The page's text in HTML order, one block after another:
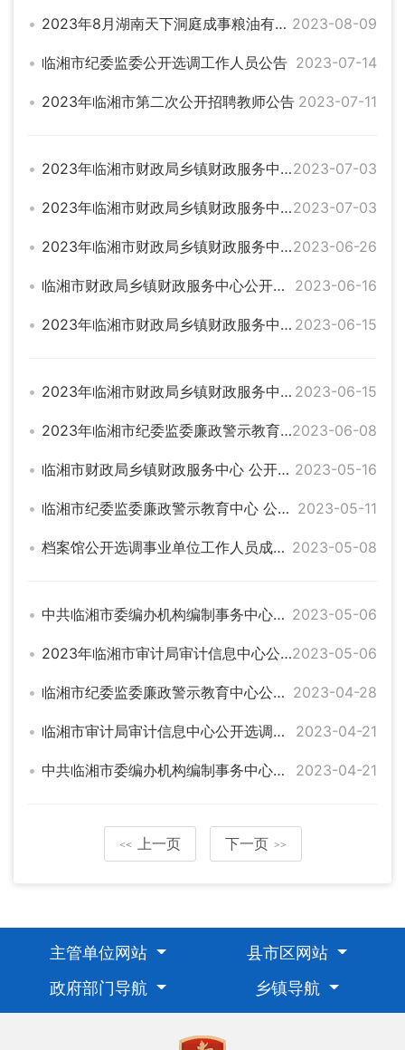
2023年8月湖南天下洞庭成事粮油有限公司招聘公告 2023-08-09
临湘市纪委监委公开选调工作人员公告 2023-07-14
2023年临湘市第二次公开招聘教师公告 2023-07-11
2023年临湘市财政局乡镇财政服务中心公开招聘工作人员体检、考察和档案审查通知2023-07-03
2023年临湘市财政局乡镇财政服务中心 公开招聘工作人员考试成绩公示2023-07-03
2023年临湘市财政局乡镇财政服务中心公开招聘工作人员面试通知2023-06-26
临湘市财政局乡镇财政服务中心公开选调工作人员公告 2023-06-16
2023年临湘市财政局乡镇财政服务中心公开招聘工作人员笔试成绩最低合格分数线公示 2023-06-15
2023年临湘市财政局乡镇财政服务中心公开招聘工作人员笔试成绩公示 2023-06-15
2023年临湘市纪委监委廉政警示教育中心公开选调工作人员拟选调人员名单公示2023-06-08
临湘市财政局乡镇财政服务中心 公开招聘工作人员公告 2023-05-16
临湘市纪委监委廉政警示教育中心 公开选调工作人员补充公告 2023-05-11
档案馆公开选调事业单位工作人员成绩公示 2023-05-08
中共临湘市委编办机构编制事务中心公开选调事业单位工作人员成绩公示 2023-05-06
2023年临湘市审计局审计信息中心公开选调工作人员总成绩公示2023-05-06
临湘市纪委监委廉政警示教育中心公开选调工作人员公告 2023-04-28
临湘市审计局审计信息中心公开选调工作人员公告 2023-04-21
中共临湘市委编办机构编制事务中心公开选调事业单位工作人员公告 2023-04-21
<< 上一页 下一页 >>
主管单位网站
县市区网站
政府部门导航
乡镇导航